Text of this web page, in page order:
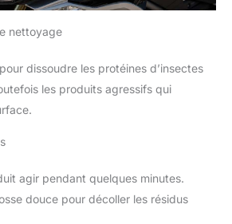
nettoyage
dissoudre les protéines d’insectes
les produits agressifs qui
agir pendant quelques minutes.
douce pour décoller les résidus